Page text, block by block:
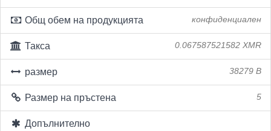
Общ обем на продукцията конфиденциален
Такса 0.067587521582 XMR
размер 38279 B
Размер на пръстена 5
Допълнително